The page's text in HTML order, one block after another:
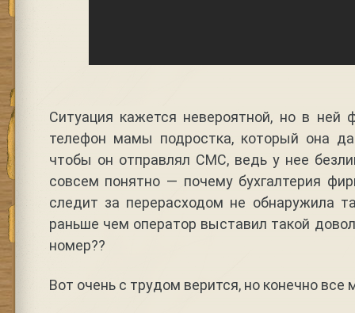
Ситуация кажется невероятной, но в ней
телефон мамы подростка, который она
чтобы он отправлял СМС, ведь у нее
совсем понятно — почему бухгалтерия
следит за перерасходом не обнаружила
раньше чем оператор выставил такой
номер??
Вот очень с трудом верится, но конечно все